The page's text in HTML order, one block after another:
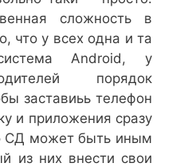
сложность в
что у всех одна и та
Android, у
порядок
заставиьь телефон
и приложения сразу
СД может быть иным
из них внести свои